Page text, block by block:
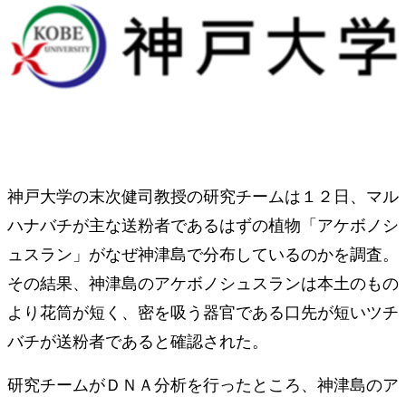
神戸大学の末次健司教授の研究チームは１２日、マル
ハナバチが主な送粉者であるはずの植物「アケボノシ
ュスラン」がなぜ神津島で分布しているのかを調査。
その結果、神津島のアケボノシュスランは本土のもの
より花筒が短く、密を吸う器官である口先が短いツチ
バチが送粉者であると確認された。
研究チームがＤＮＡ分析を行ったところ、神津島のア